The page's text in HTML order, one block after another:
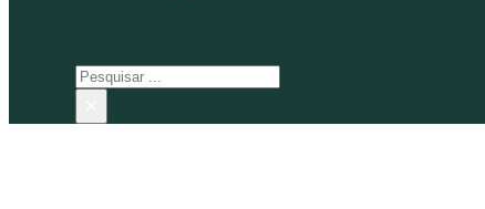
Pesquisar